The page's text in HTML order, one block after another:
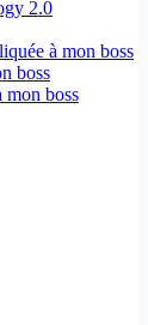
2.0
à mon boss
boss
mon boss